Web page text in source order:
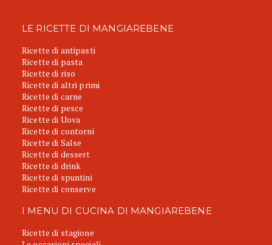
LE RICETTE DI MANGIAREBENE
Ricette di antipasti
Ricette di pasta
Ricette di riso
Ricette di altri primi
Ricette di carne
Ricette di pesce
Ricette di Uova
Ricette di contorni
Ricette di Salse
Ricette di dessert
Ricette di drink
Ricette di spuntini
Ricette di conserve
I MENU DI CUCINA DI MANGIAREBENE
Ricette di stagione